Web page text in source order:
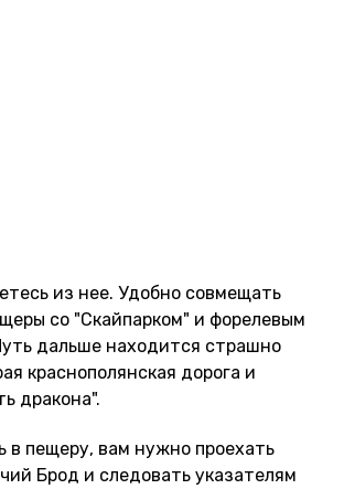
из нее. Удобно совмещать
со "Скайпарком" и форелевым
дальше находится страшно
краснополянская дорога и
дракона".
в пещеру, вам нужно проехать
Брод и следовать указателям